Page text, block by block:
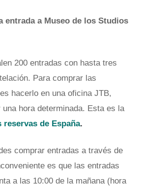
entrada a Museo de los Studios
200 entradas con hasta tres
Para comprar las
hacerlo en una oficina JTB,
una hora determinada. Esta es la
reservas de España.
comprar entradas a través de
es que las entradas
a las 10:00 de la mañana (hora